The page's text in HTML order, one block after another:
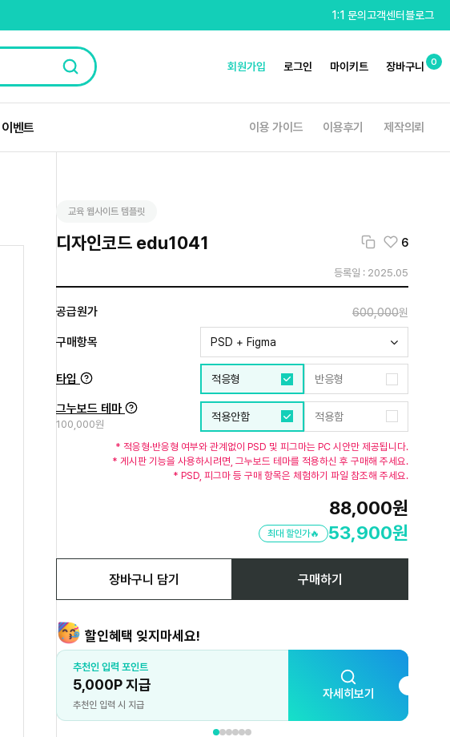
1:1 문의고객센터블로그
회원가입 로그인 마이키트 장바구니 0
이벤트 이용 가이드 이용후기 제작의뢰
교육 웹사이트 템플릿
디자인코드 edu1041 6
등록일 : 2025.05
공급원가 600,000원
구매항목 PSD + Figma
타입 적응형 반응형
그누보드 테마
100,000원
적용안함 적용함
* 적응형·반응형 여부와 관계없이 PSD 및 피그마는 PC 시안만 제공됩니다.
* 게시판 기능을 사용하시려면, 그누보드 테마를 적용하신 후 구매해 주세요.
* PSD, 피그마 등 구매 항목은 체험하기 파일 참조해 주세요.
88,000원
최대 할인가🔥 53,900원
장바구니 담기 구매하기
할인혜택 잊지마세요!
추천인 입력 포인트
5,000P 지급
추천인 입력 시 지급
자세히보기